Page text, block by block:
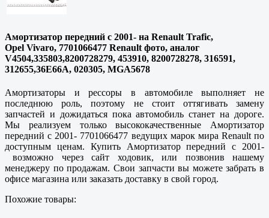
Амортизатор передний с 2001- на Renault Trafic,
Opel Vivaro, 7701066477 Renault фото, аналог
V4504,335803,8200728279, 453910, 8200728278, 316591,
312655,36E66A, 020305, MGA5678
Амортизаторы и рессоры в автомобиле выполняет не
последнюю роль, поэтому не стоит оттягивать замену
запчастей и дожидаться пока автомобиль станет на дороге.
Мы реализуем только высококачественные Амортизатор
передний с 2001- 7701066477 ведущих марок мира Renault по
доступным ценам. Купить Амортизатор передний с 2001-
возможно через сайт ходовик, или позвонив нашему
менеджеру по продажам. Свои запчасти вы можете забрать в
офисе магазина или заказать доставку в свой город.
Похожие товары: